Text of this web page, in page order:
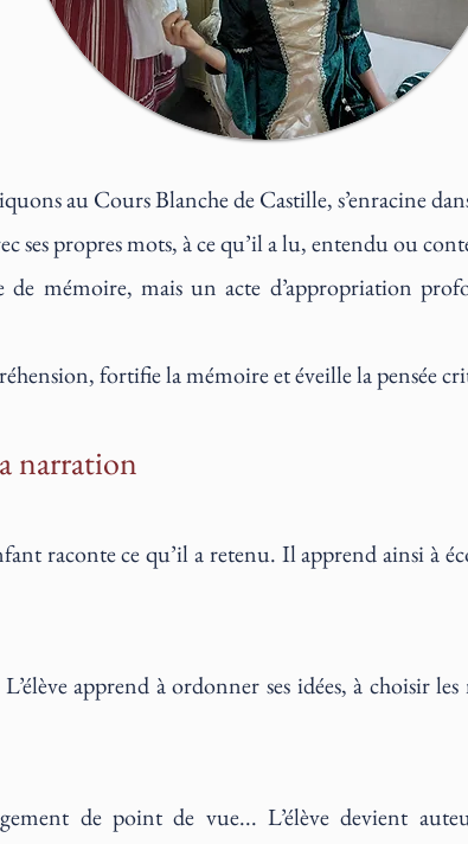
au Cours Blanche de Castille, s’enracine
ses propres mots, à ce qu’il a lu, entendu ou
de mémoire, mais un acte d’appropriation
fortifie la mémoire et éveille la pensée
narration
raconte ce qu’il a retenu. Il apprend ainsi à
apprend à ordonner ses idées, à choisir
de point de vue... L’élève devient